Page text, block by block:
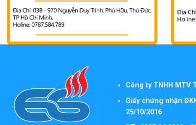
Công ty TNHH MTV
Giấy chứng nhận
25/10/2016